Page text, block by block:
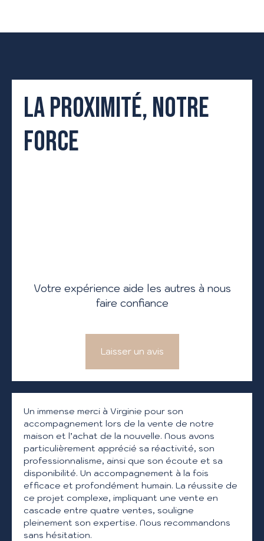
LA PROXIMITÉ, NOTRE
FORCE
Votre expérience aide les autres à nous
faire confiance
Laisser un avis
Un immense merci à Virginie pour son
accompagnement lors de la vente de notre
maison et l’achat de la nouvelle. Nous avons
particulièrement apprécié sa réactivité, son
professionnalisme, ainsi que son écoute et sa
disponibilité. Un accompagnement à la fois
efficace et profondément humain. La réussite de
ce projet complexe, impliquant une vente en
cascade entre quatre ventes, souligne
pleinement son expertise. Nous recommandons
sans hésitation.